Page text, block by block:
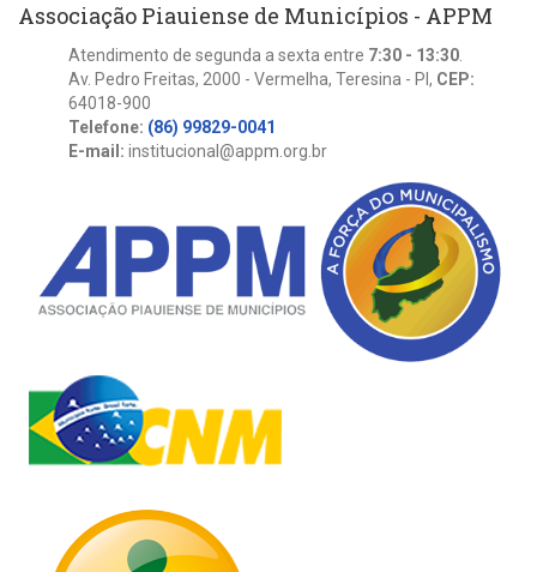
Associação Piauiense de Municípios - APPM
Atendimento de segunda a sexta entre 7:30 - 13:30.
Av. Pedro Freitas, 2000 - Vermelha, Teresina - PI, CEP:
64018-900
Telefone: (86) 99829-0041
E-mail: institucional@appm.org.br